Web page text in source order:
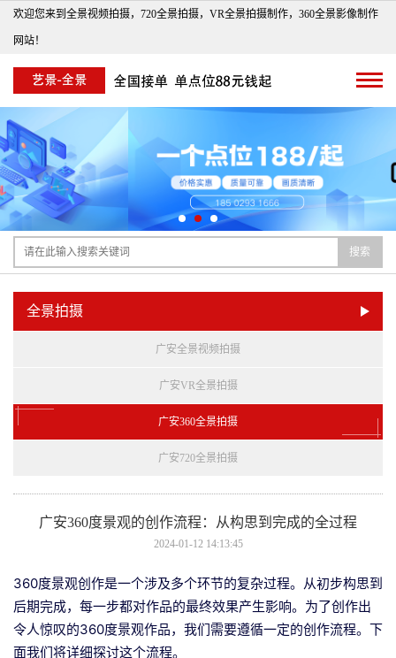
欢迎您来到全景视频拍摄，720全景拍摄，VR全景拍摄制作，360全景影像制作
网站！
搜索
全景拍摄
广安全景视频拍摄
广安VR全景拍摄
广安360全景拍摄
广安720全景拍摄
广安360度景观的创作流程：从构思到完成的全过程
2024-01-12 14:13:45
360度景观创作是一个涉及多个环节的复杂过程。从初步构思到
后期完成，每一步都对作品的最终效果产生影响。为了创作出
令人惊叹的360度景观作品，我们需要遵循一定的创作流程。下
面我们将详细探讨这个流程。